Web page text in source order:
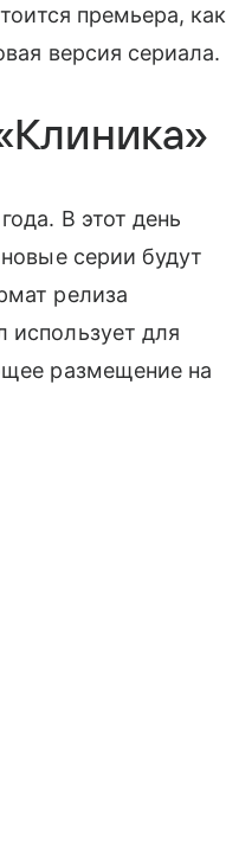
премьера, как
версия сериала.
В этот день
серии будут
релиза
использует для
размещение на